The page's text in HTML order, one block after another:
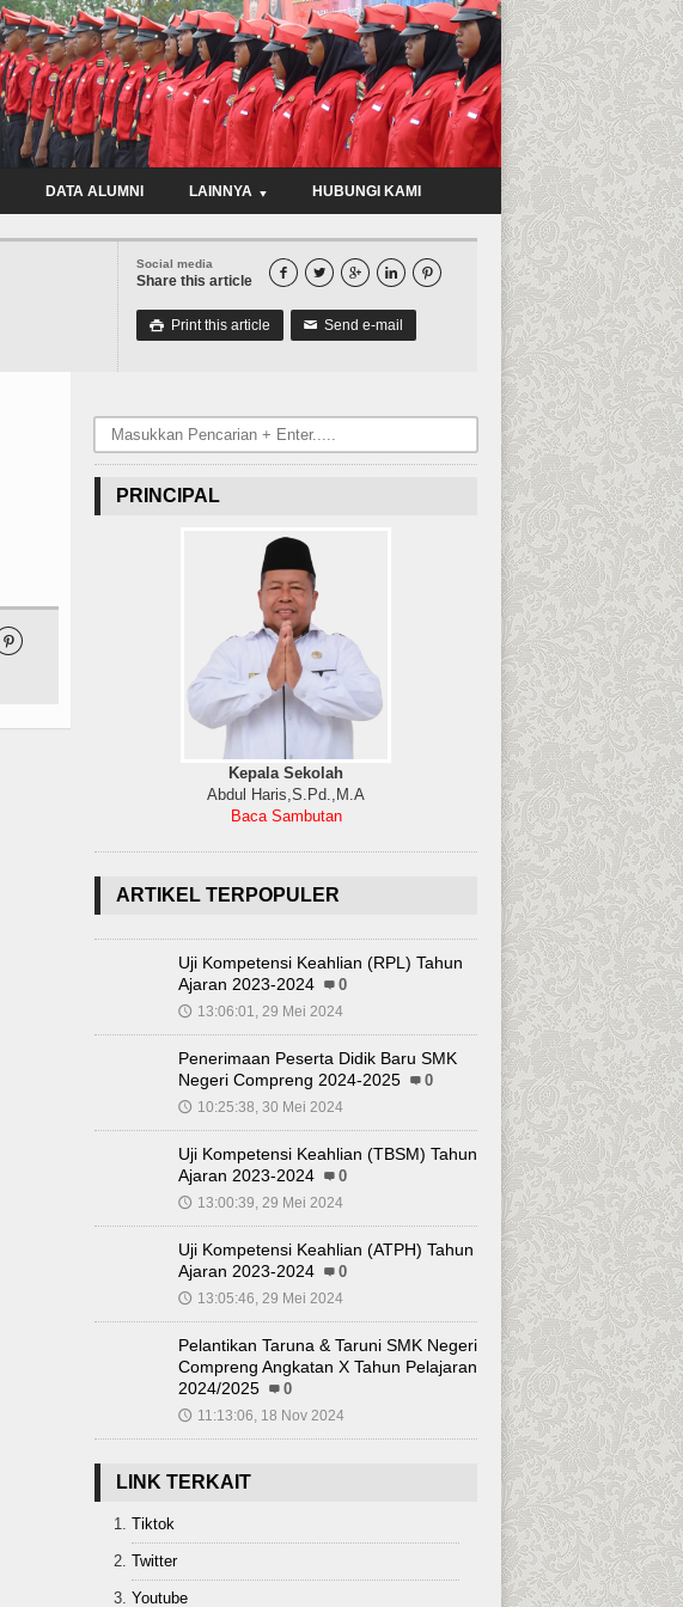
DATA ALUMNI LAINNYA HUBUNGI KAMI
Social media
Share this article     
 Print this article ✉ Send e-mail

PRINCIPAL
Kepala Sekolah
Abdul Haris,S.Pd.,M.A
Baca Sambutan
ARTIKEL TERPOPULER
Uji Kompetensi Keahlian (RPL) Tahun
Ajaran 2023-2024
0
🕔 13:06:01, 29 Mei 2024
Penerimaan Peserta Didik Baru SMK
Negeri Compreng 2024-2025
0
🕔 10:25:38, 30 Mei 2024
Uji Kompetensi Keahlian (TBSM) Tahun
Ajaran 2023-2024
0
🕔 13:00:39, 29 Mei 2024
Uji Kompetensi Keahlian (ATPH) Tahun
Ajaran 2023-2024
0
🕔 13:05:46, 29 Mei 2024
Pelantikan Taruna & Taruni SMK Negeri
Compreng Angkatan X Tahun Pelajaran
2024/2025
0
🕔 11:13:06, 18 Nov 2024
LINK TERKAIT
Tiktok
Twitter
Youtube